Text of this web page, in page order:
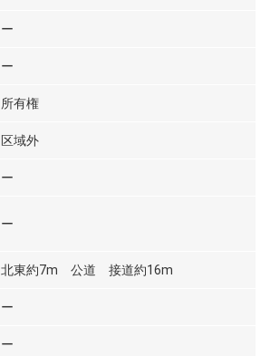
ー
ー
所有権
区域外
ー
ー
北東約7m 公道 接道約16m
ー
ー